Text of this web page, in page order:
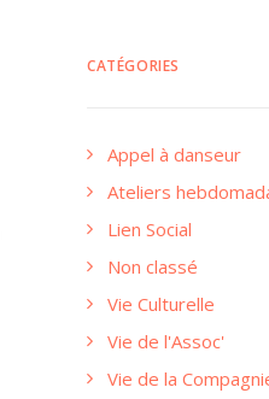
CATÉGORIES
Appel à danseur
Ateliers
Lien Social
Non classé
Vie Culturelle
Vie de l'Assoc'
Vie de la